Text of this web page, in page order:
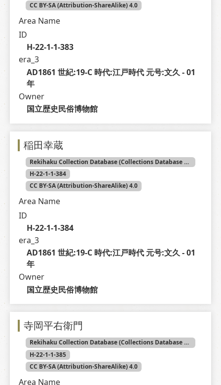
CC BY-SA (Attribution-ShareAlike) 4.0
Area Name
ID
H-22-1-1-383
era_3
AD1861 世紀:19-C 時代:江戸時代 元号:文久 - 01
年
Owner
国立歴史民俗博物館
稲田幸蔵
Rekihaku Collection Database (Collections Database of the National Museum of Japanese History)
H-22-1-1-384
CC BY-SA (Attribution-ShareAlike) 4.0
Area Name
ID
H-22-1-1-384
era_3
AD1861 世紀:19-C 時代:江戸時代 元号:文久 - 01
年
Owner
国立歴史民俗博物館
寺岡平右衛門
Rekihaku Collection Database (Collections Database of the National Museum of Japanese History)
H-22-1-1-385
CC BY-SA (Attribution-ShareAlike) 4.0
Area Name